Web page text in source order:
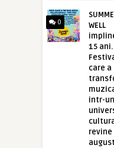
0
WELL
15 ani.
care a
intr-un
revine
august